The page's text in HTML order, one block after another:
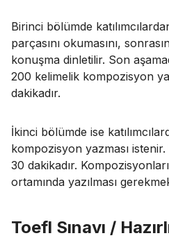
Birinci bölümde
parçasını okumasını,
konuşma dinletilir. Son
200 kelimelik kompozisyon
dakikadır.
İkinci bölümde ise
kompozisyon yazması
30 dakikadır.
ortamında yazılması
Toefl Sınavı /